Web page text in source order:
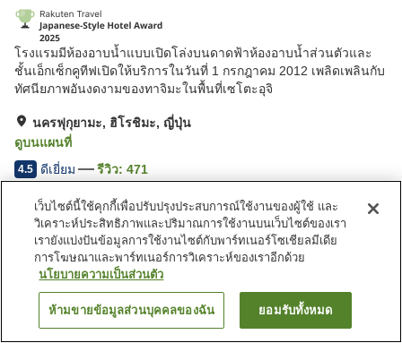
โรงแรมมีห้องอาบน้ำแบบเปิดโล่งบนดาดฟ้าห้องอาบน้ำส่วนตัวและ
ชั้นเอ็กเซ็กคูทีฟเปิดให้บริการในวันที่ 1 กรกฎาคม 2012 เพลิดเพลินกับ
ทัศนียภาพอันงดงามของทาจิมะในพื้นที่เซโตะอุจิ
นครฟุกุยามะ, ฮิโรชิมะ, ญี่ปุ่น
ดูบนแผนที่
4.5 ดีเยี่ยม รีวิว: 471
สิ่งอำนวยความสะดวกในที่พัก
ที่จอดรถ
สปา/บิวตี้ซาลอน
สระว่ายน้ำ
ร้านอาหาร
หน้าแรก ญี่ปุ่น ฮิโรชิมะ นครฟุกุยามะ Hotel Ofutei
ค้นหาห้องพัก
เว็บไซต์นี้ใช้คุกกี้เพื่อปรับปรุงประสบการณ์ใช้งานของผู้ใช้ และ
วิเคราะห์ประสิทธิภาพและปริมาณการใช้งานบนเว็บไซต์ของเรา
เรายังแบ่งปันข้อมูลการใช้งานไซต์กับพาร์ทเนอร์โซเชียลมีเดีย
การโฆษณาและพาร์ทเนอร์การวิเคราะห์ของเราอีกด้วย
นโยบายความเป็นส่วนตัว
ห้ามขายข้อมูลส่วนบุคคลของฉัน ยอมรับทั้งหมด